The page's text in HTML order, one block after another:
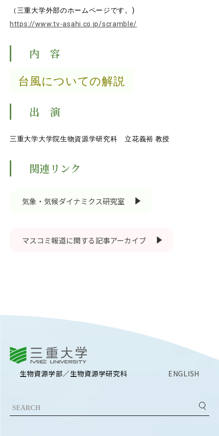
サイトマップ
保護者の方へ
ニュ
RESEARCH
研究
CAMPUS LIFE
CENTERS
PAMPHLET
FACULTY
イベントカレンダー
（三重大学外部のホームページです。)
https://www.tv-asahi.co.jp/scramble/
内 容
台風についての解説
出 演
三重大学大学院生物資源学研究科 立花義裕 教授
関連リンク
気象・気候ダイナミクス研究室
マスコミ報道に関する記事アーカイブ
生物資源学部／生物資源学研究科 ENGLISH